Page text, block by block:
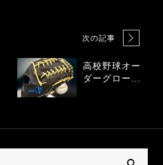
次の記事
高校野球オー
ダーグローブ